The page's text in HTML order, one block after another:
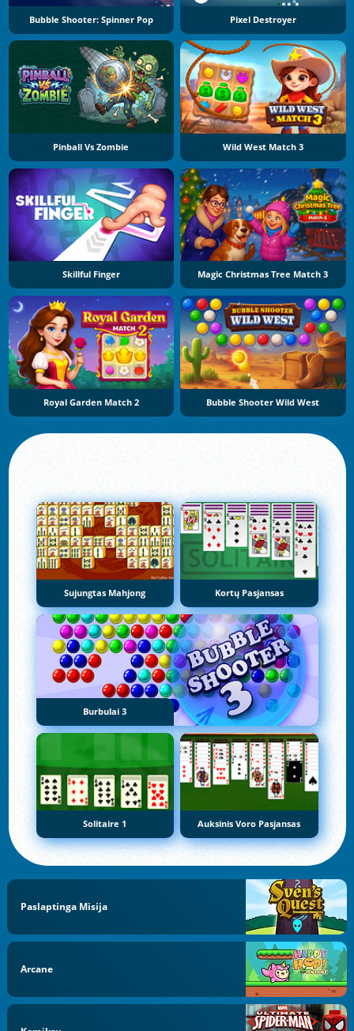
Bubble Shooter: Spinner Pop Pixel Destroyer
Pinball Vs Zombie Wild West Match 3
Skillful Finger Magic Christmas Tree Match 3
Royal Garden Match 2 Bubble Shooter Wild West
Sujungtas Mahjong Kortų Pasjansas
Burbulai 3
Solitaire 1 Auksinis Voro Pasjansas
Paslaptinga Misija
Arcane